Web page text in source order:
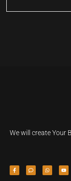
We will create Your